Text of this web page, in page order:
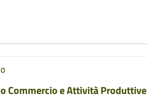
Commercio e Attività Produttive